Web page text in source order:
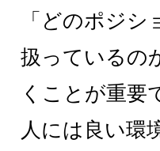
「どのポジシ
扱っているの
くことが重要
人には良い環